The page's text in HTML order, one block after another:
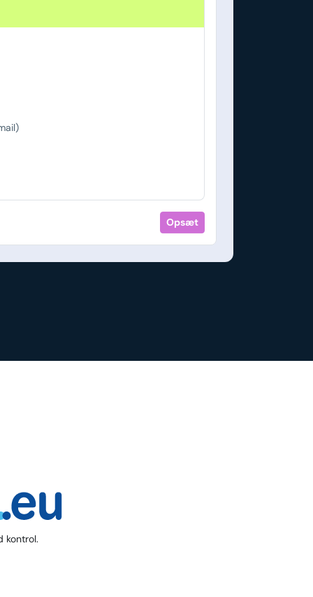
Opsæt
kontrol.